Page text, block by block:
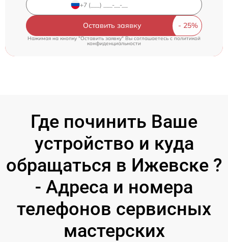
Оставить заявку
Нажимая на кнопку "Оставить заявку" Вы соглашаетесь cполитикой
конфиденциальности
Где починить Ваше
устройство и куда
обращаться в Ижевске ?
- Адреса и номера
телефонов сервисных
мастерских